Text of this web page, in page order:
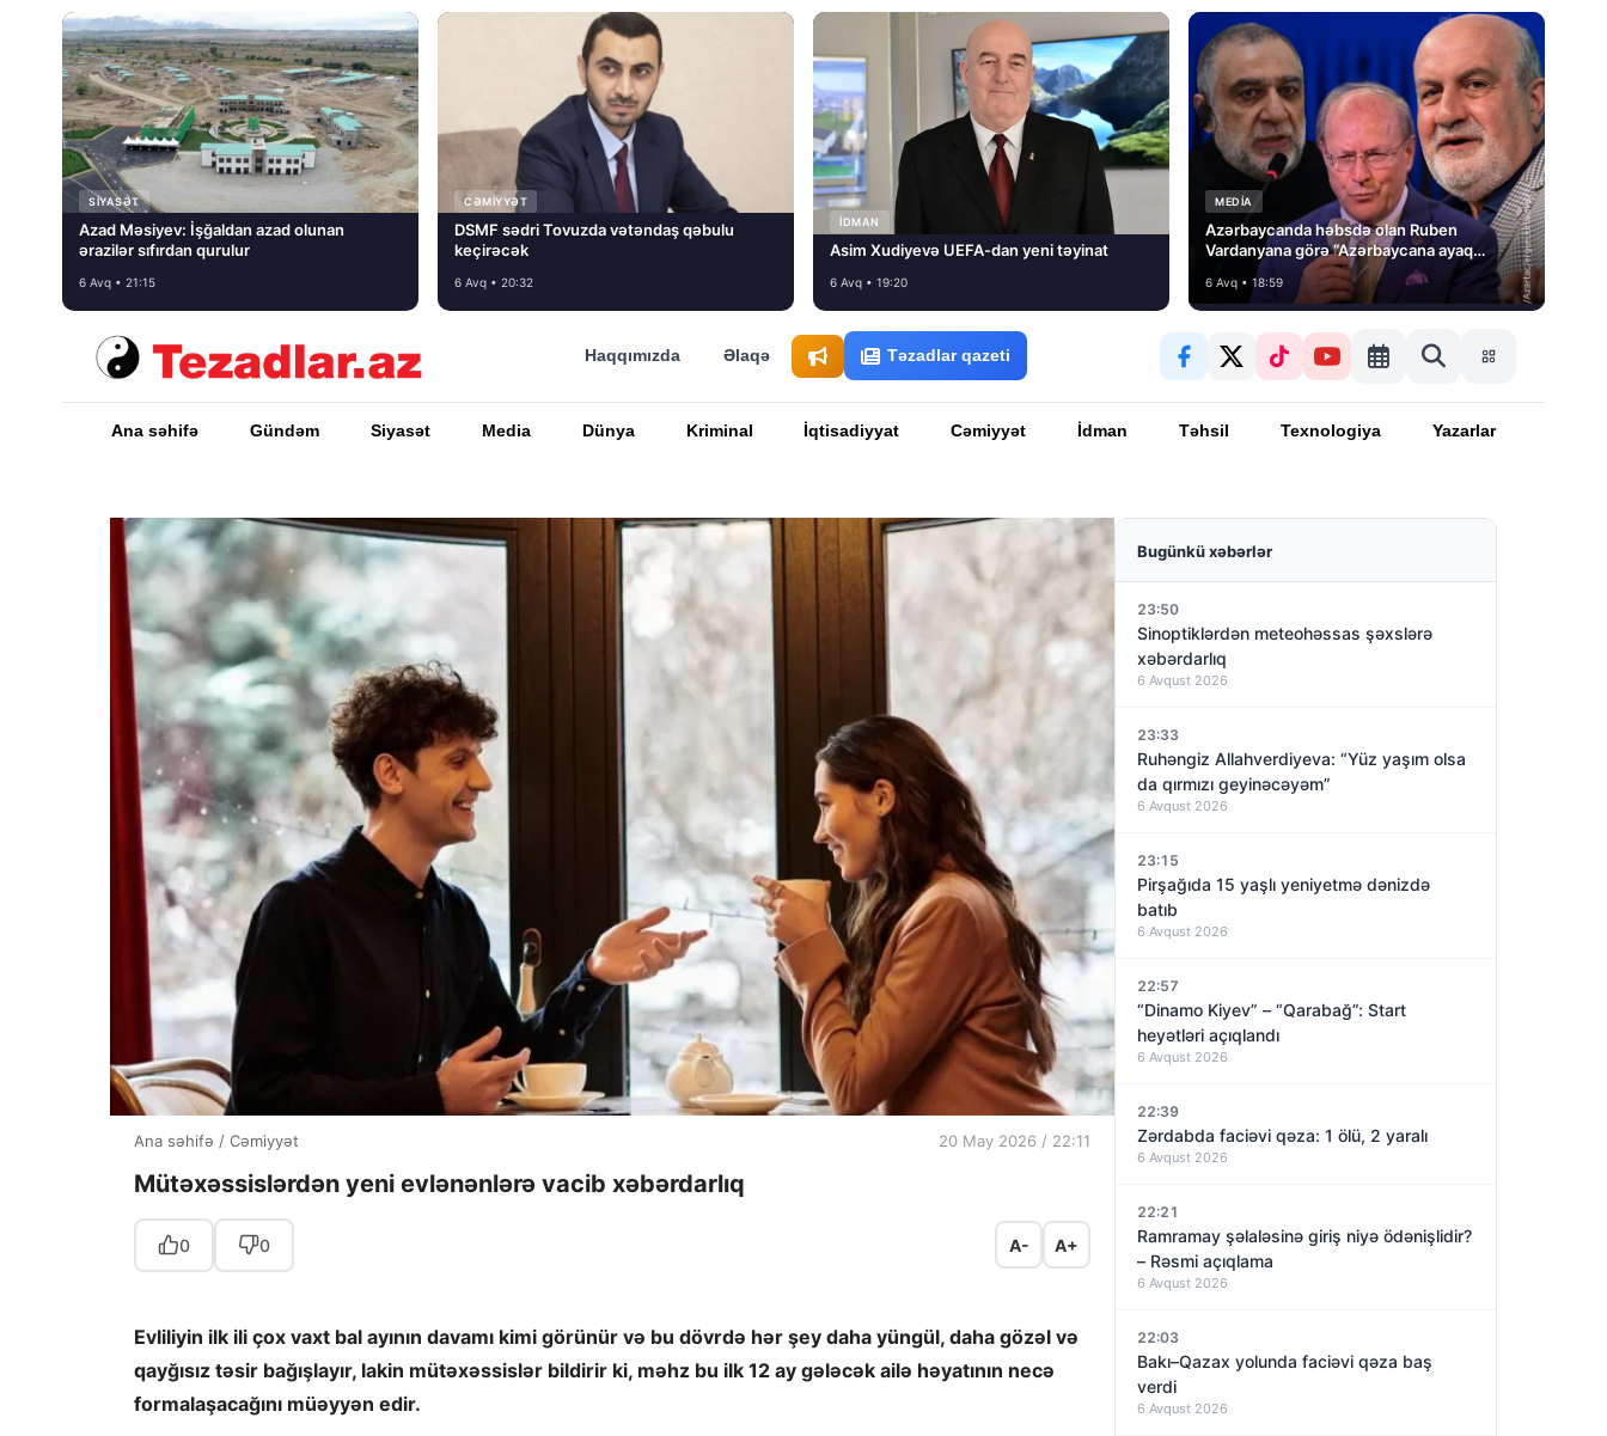
SIYASƏT
Azad Məsiyev: İşğaldan azad olunan
ərazilər sıfırdan qurulur
6 Avq • 21:15
CƏMIYYƏT
DSMF sədri Tovuzda vətəndaş qəbulu
keçirəcək
6 Avq • 20:32
İDMAN
Asim Xudiyevə UEFA-dan yeni təyinat
6 Avq • 19:20
MEDİA
Azərbaycanda həbsdə olan Ruben
Vardanyana görə “Azərbaycana ayaq
basmayacağını” dedi və…
6 Avq • 18:59
Haqqımızda Əlaqə Təzadlar qazeti
Ana səhifə Gündəm Siyasət Media Dünya Kriminal İqtisadiyyat Cəmiyyət İdman Təhsil Texnologiya Yazarlar
Ana səhifə / Cəmiyyət 20 May 2026 / 22:11
Mütəxəssislərdən yeni evlənənlərə vacib xəbərdarlıq
0 0 A- A+
Evliliyin ilk ili çox vaxt bal ayının davamı kimi görünür və bu dövrdə hər şey daha yüngül, daha gözəl və
qayğısız təsir bağışlayır, lakin mütəxəssislər bildirir ki, məhz bu ilk 12 ay gələcək ailə həyatının necə
formalaşacağını müəyyən edir.
Bugünkü xəbərlər
23:50
Sinoptiklərdən meteohəssas şəxslərə
xəbərdarlıq
6 Avqust 2026
23:33
Ruhəngiz Allahverdiyeva: “Yüz yaşım olsa
da qırmızı geyinəcəyəm”
6 Avqust 2026
23:15
Pirşağıda 15 yaşlı yeniyetmə dənizdə
batıb
6 Avqust 2026
22:57
“Dinamo Kiyev” – “Qarabağ”: Start
heyətləri açıqlandı
6 Avqust 2026
22:39
Zərdabda faciəvi qəza: 1 ölü, 2 yaralı
6 Avqust 2026
22:21
Ramramay şəlaləsinə giriş niyə ödənişlidir?
– Rəsmi açıqlama
6 Avqust 2026
22:03
Bakı–Qazax yolunda faciəvi qəza baş
verdi
6 Avqust 2026